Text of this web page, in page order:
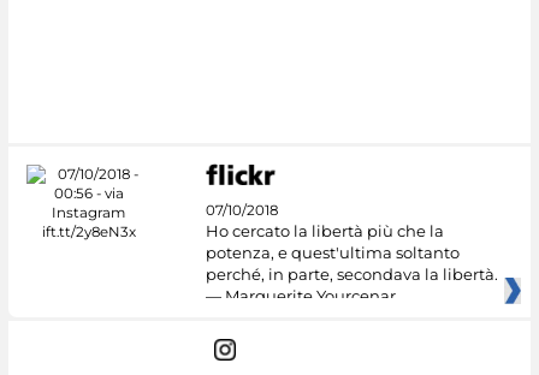
07/10/2018
Ho cercato la libertà più che la
potenza, e quest'ultima soltanto
perché, in parte, secondava la libertà.
— Marguerite Yourcenar